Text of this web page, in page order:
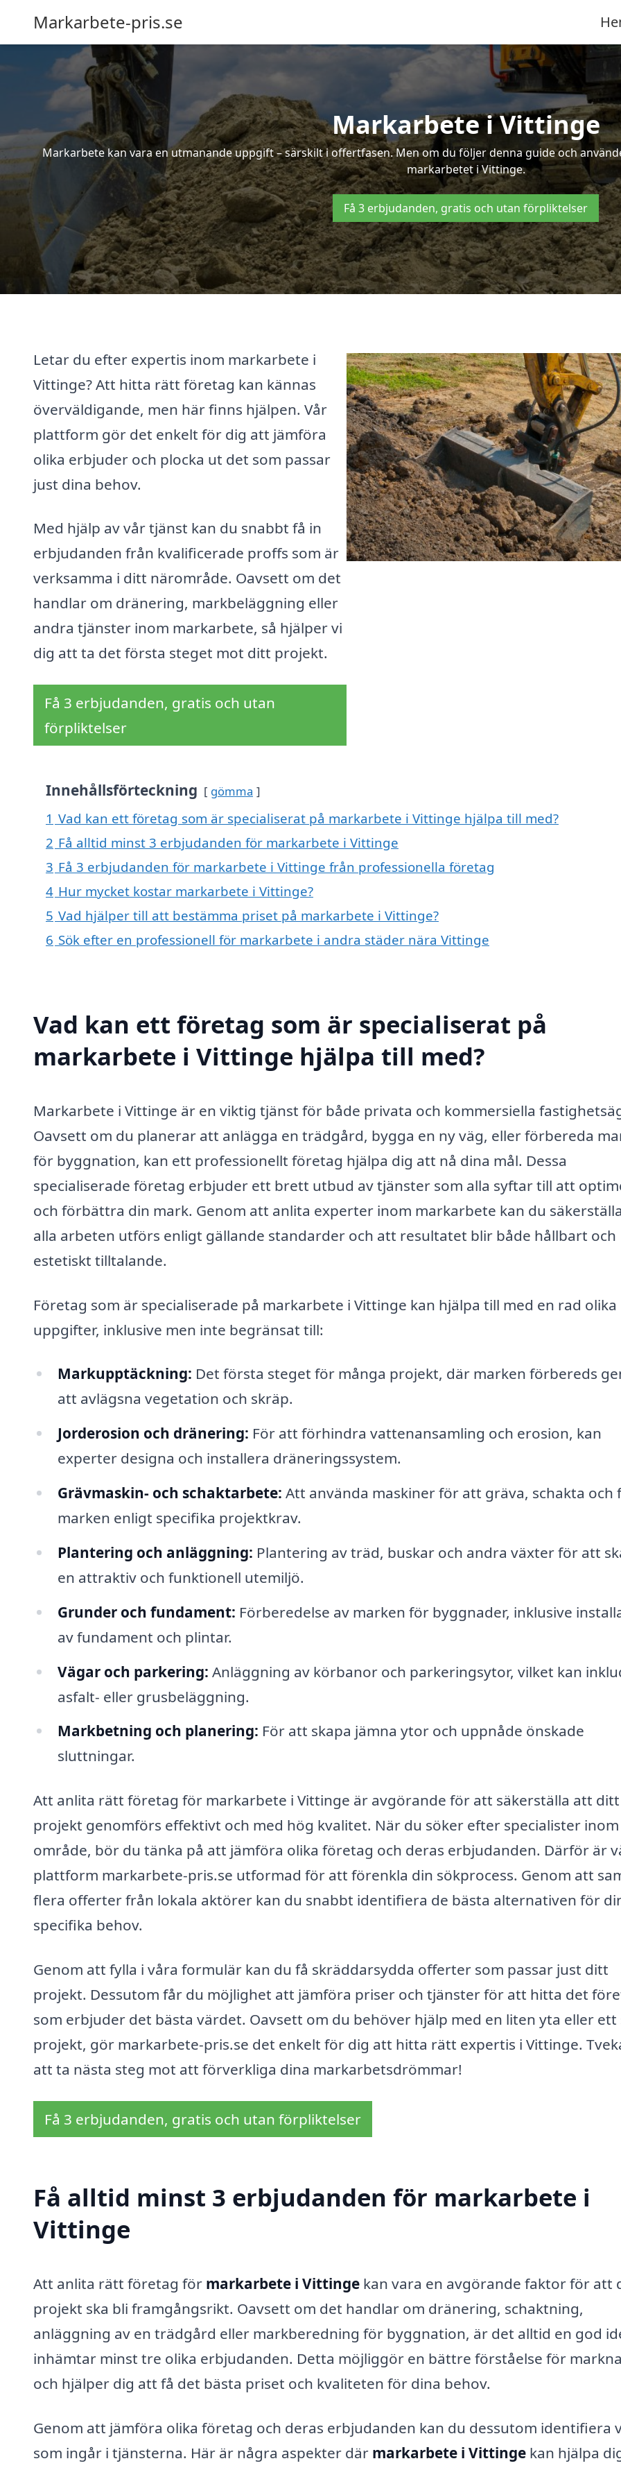
Markarbete-pris.se
Markarbete i Vittinge
Markarbete kan vara en utmanande uppgift – särskilt i offertfasen. Men om du följer denna guide och
markarbetet i Vittinge.
Få 3 erbjudanden, gratis och utan förpliktelser
Letar du efter expertis inom markarbete i
Vittinge? Att hitta rätt företag kan kännas
överväldigande, men här finns hjälpen. Vår
plattform gör det enkelt för dig att jämföra
olika erbjuder och plocka ut det som passar
just dina behov.
Med hjälp av vår tjänst kan du snabbt få in
erbjudanden från kvalificerade proffs som är
verksamma i ditt närområde. Oavsett om det
handlar om dränering, markbeläggning eller
andra tjänster inom markarbete, så hjälper vi
dig att ta det första steget mot ditt projekt.
Få 3 erbjudanden, gratis och utan
förpliktelser
Innehållsförteckning gömma
1 Vad kan ett företag som är specialiserat på markarbete i Vittinge hjälpa till med?
2 Få alltid minst 3 erbjudanden för markarbete i Vittinge
3 Få 3 erbjudanden för markarbete i Vittinge från professionella företag
4 Hur mycket kostar markarbete i Vittinge?
5 Vad hjälper till att bestämma priset på markarbete i Vittinge?
6 Sök efter en professionell för markarbete i andra städer nära Vittinge
Vad kan ett företag som är specialiserat på
markarbete i Vittinge hjälpa till med?
Markarbete i Vittinge är en viktig tjänst för både privata och kommersiella
Oavsett om du planerar att anlägga en trädgård, bygga en ny väg, eller förbereda
för byggnation, kan ett professionellt företag hjälpa dig att nå dina mål. Dessa
specialiserade företag erbjuder ett brett utbud av tjänster som alla syftar till att
och förbättra din mark. Genom att anlita experter inom markarbete kan du
alla arbeten utförs enligt gällande standarder och att resultatet blir både hållbart och
estetiskt tilltalande.
Företag som är specialiserade på markarbete i Vittinge kan hjälpa till med en rad olika
uppgifter, inklusive men inte begränsat till:
Markupptäckning: Det första steget för många projekt, där marken förbereds
att avlägsna vegetation och skräp.
Jorderosion och dränering: För att förhindra vattenansamling och erosion, kan
experter designa och installera dräneringssystem.
Grävmaskin- och schaktarbete: Att använda maskiner för att gräva, schakta och
marken enligt specifika projektkrav.
Plantering och anläggning: Plantering av träd, buskar och andra växter för att
en attraktiv och funktionell utemiljö.
Grunder och fundament: Förberedelse av marken för byggnader, inklusive
av fundament och plintar.
Vägar och parkering: Anläggning av körbanor och parkeringsytor, vilket kan
asfalt- eller grusbeläggning.
Markbetning och planering: För att skapa jämna ytor och uppnåde önskade
sluttningar.
Att anlita rätt företag för markarbete i Vittinge är avgörande för att säkerställa att ditt
projekt genomförs effektivt och med hög kvalitet. När du söker efter specialister
område, bör du tänka på att jämföra olika företag och deras erbjudanden. Därför är
plattform markarbete-pris.se utformad för att förenkla din sökprocess. Genom att
flera offerter från lokala aktörer kan du snabbt identifiera de bästa alternativen för
specifika behov.
Genom att fylla i våra formulär kan du få skräddarsydda offerter som passar just ditt
projekt. Dessutom får du möjlighet att jämföra priser och tjänster för att hitta det
som erbjuder det bästa värdet. Oavsett om du behöver hjälp med en liten yta eller
projekt, gör markarbete-pris.se det enkelt för dig att hitta rätt expertis i Vittinge.
att ta nästa steg mot att förverkliga dina markarbetsdrömmar!
Få 3 erbjudanden, gratis och utan förpliktelser
Få alltid minst 3 erbjudanden för markarbete i
Vittinge
Att anlita rätt företag för markarbete i Vittinge kan vara en avgörande faktor för att
projekt ska bli framgångsrikt. Oavsett om det handlar om dränering, schaktning,
anläggning av en trädgård eller markberedning för byggnation, är det alltid en god
inhämtar minst tre olika erbjudanden. Detta möjliggör en bättre förståelse för
och hjälper dig att få det bästa priset och kvaliteten för dina behov.
Genom att jämföra olika företag och deras erbjudanden kan du dessutom identifiera
som ingår i tjänsterna. Här är några aspekter där markarbete i Vittinge kan hjälpa